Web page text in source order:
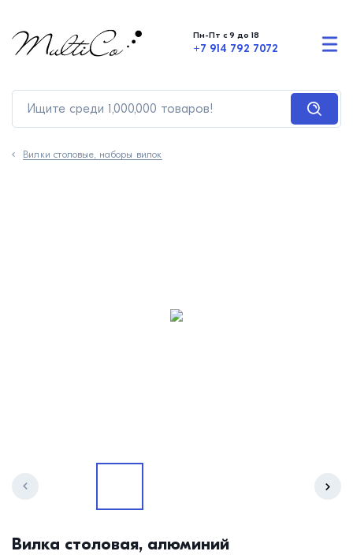
Пн-Пт с 9 до 18
+7 914 792 7072
Вилки столовые, наборы вилок
Вилка столовая, алюминий